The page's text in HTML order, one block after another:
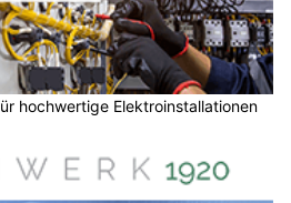
hochwertige Elektroinstallationen